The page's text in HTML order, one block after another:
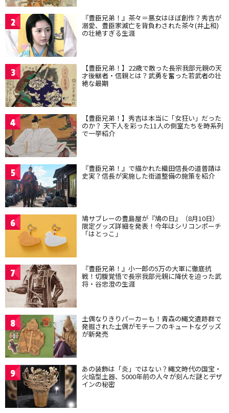
2 『豊臣兄弟！』茶々＝悪女はほぼ創作？秀吉が
溺愛、豊臣家滅亡を背負わされた茶々(井上和)
の壮絶すぎる生涯
3 【豊臣兄弟！】22歳で散った長宗我部元親の天
才後継者・信親とは？武勇を奮った若武者の壮
絶な最期
4 【豊臣兄弟！】秀吉は本当に「女狂い」だった
のか？ 天下人を彩った11人の側室たちを時系列
で一挙紹介
5 『豊臣兄弟！』で描かれた織田信長の道普請は
史実？信長が実施した街道整備の施策を紹介
6 鳩サブレーの豊島屋が『鳩の日』（8月10日）
限定グッズ詳細を発表！今年はシリコンポーチ
「はとっこ」
7 『豊臣兄弟！』小一郎の5万の大軍に徹底抗
戦！切腹覚悟で長宗我部元親に降伏を迫った武
将・谷忠澄の生涯
8 土偶なりきりパーカーも！青森の縄文遺跡群で
発掘された土偶がモチーフのキュートなグッズ
が新発売
9 あの装飾は「炎」ではない？縄文時代の国宝・
火焔型土器、5000年前の人々が刻んだ謎とデザ
インの秘密